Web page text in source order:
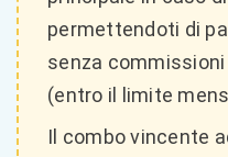
permettendoti di
senza
(entro il limite
Il combo vincente